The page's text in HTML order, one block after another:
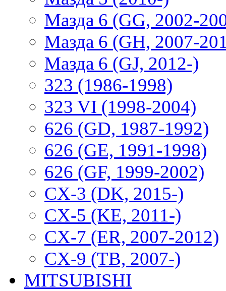
Мазда 6 (GG, 2002-
Мазда 6 (GH, 2007-
Мазда 6 (GJ, 2012-)
323 (1986-1998)
323 VI (1998-2004)
626 (GD, 1987-1992)
626 (GE, 1991-1998)
626 (GF, 1999-2002)
CX-3 (DK, 2015-)
CX-5 (KE, 2011-)
CX-7 (ER, 2007-2012)
CX-9 (TB, 2007-)
MITSUBISHI